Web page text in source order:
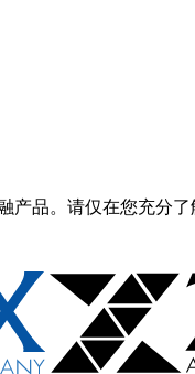
产品。请仅在您充分